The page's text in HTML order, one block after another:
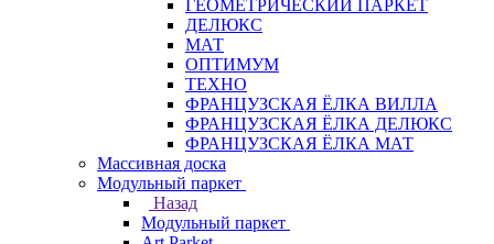
ГЕОМЕТРИЧЕСКИЙ ПАРКЕТ
ДЕЛЮКС
МАТ
ОПТИМУМ
ТЕХНО
ФРАНЦУЗСКАЯ ЁЛКА ВИЛЛА
ФРАНЦУЗСКАЯ ЁЛКА ДЕЛЮКС
ФРАНЦУЗСКАЯ ЁЛКА МАТ
Массивная доска
Модульный паркет
Назад
Модульный паркет